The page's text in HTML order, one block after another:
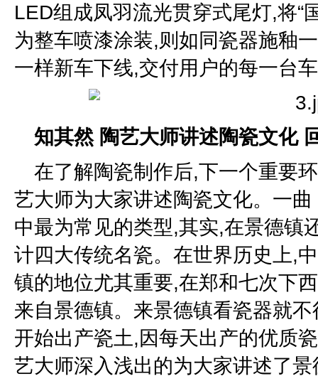
LED组成凤羽流光贯穿式尾灯,将“
为整车喷漆涂装,则如同瓷器施釉
一样新车下线,交付用户的每一台
知其然 陶艺大师讲述陶瓷文化
在了解陶瓷制作后,下一个重要
艺大师为大家讲述陶瓷文化。一
中最为常见的类型,其实,在景德镇
计四大传统名瓷。在世界历史上,
镇的地位尤其重要,在郑和七次下
来自景德镇。来景德镇看瓷器就
开始出产瓷土,因每天出产的优质
艺大师深入浅出的为大家讲述了